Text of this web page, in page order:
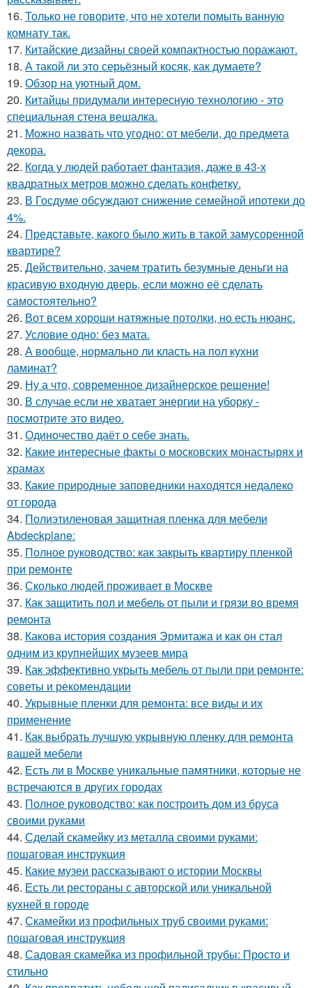
16. Только не говорите, что не хотели помыть ванную
комнату так.
17. Китайские дизайны своей компактностью поражают.
18. А такой ли это серьёзный косяк, как думаете?
19. Обзор на уютный дом.
20. Китайцы придумали интересную технологию - это
специальная стена вешалка.
21. Можно назвать что угодно: от мебели, до предмета
декора.
22. Когда у людей работает фантазия, даже в 43-х
квадратных метров можно сделать конфетку.
23. В Госдуме обсуждают снижение семейной ипотеки до
4%.
24. Представьте, какого было жить в такой замусоренной
квартире?
25. Действительно, зачем тратить безумные деньги на
красивую входную дверь, если можно её сделать
самостоятельно?
26. Вот всем хороши натяжные потолки, но есть нюанс.
27. Условие одно: без мата.
28. А вообще, нормально ли класть на пол кухни
ламинат?
29. Ну а что, современное дизайнерское решение!
30. В случае если не хватает энергии на уборку -
посмотрите это видео.
31. Одиночество даёт о себе знать.
32. Какие интересные факты о московских монастырях и
храмах
33. Какие природные заповедники находятся недалеко
от города
34. Полиэтиленовая защитная пленка для мебели
Abdeckplane:
35. Полное руководство: как закрыть квартиру пленкой
при ремонте
36. Сколько людей проживает в Москве
37. Как защитить пол и мебель от пыли и грязи во время
ремонта
38. Какова история создания Эрмитажа и как он стал
одним из крупнейших музеев мира
39. Как эффективно укрыть мебель от пыли при ремонте:
советы и рекомендации
40. Укрывные пленки для ремонта: все виды и их
применение
41. Как выбрать лучшую укрывную пленку для ремонта
вашей мебели
42. Есть ли в Москве уникальные памятники, которые не
встречаются в других городах
43. Полное руководство: как построить дом из бруса
своими руками
44. Сделай скамейку из металла своими руками:
пошаговая инструкция
45. Какие музеи рассказывают о истории Москвы
46. Есть ли рестораны с авторской или уникальной
кухней в городе
47. Скамейки из профильных труб своими руками:
пошаговая инструкция
48. Садовая скамейка из профильной трубы: Просто и
стильно